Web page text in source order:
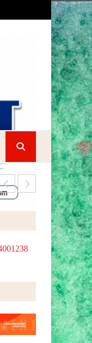
यूपी-112 की